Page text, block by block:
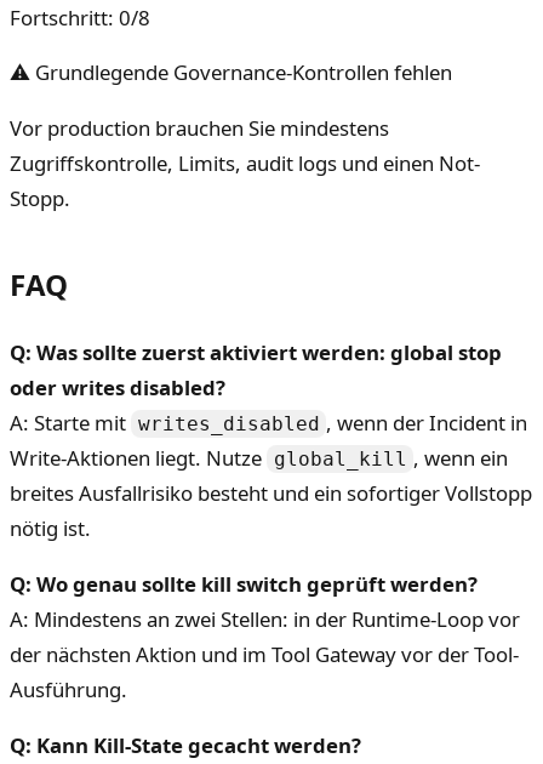
Fortschritt: 0/8
⚠ Grundlegende Governance-Kontrollen fehlen
Vor production brauchen Sie mindestens
Zugriffskontrolle, Limits, audit logs und einen Not-
Stopp.
FAQ
Q: Was sollte zuerst aktiviert werden: global stop
oder writes disabled?
A: Starte mit writes_disabled , wenn der Incident in
Write-Aktionen liegt. Nutze global_kill , wenn ein
breites Ausfallrisiko besteht und ein sofortiger Vollstopp
nötig ist.
Q: Wo genau sollte kill switch geprüft werden?
A: Mindestens an zwei Stellen: in der Runtime-Loop vor
der nächsten Aktion und im Tool Gateway vor der Tool-
Ausführung.
Q: Kann Kill-State gecacht werden?